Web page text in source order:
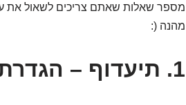
מספר שאלות שאתם צריכים לשאול את
מהנה (:
1. תיעדוף – הגדרת צרכים –מטרות